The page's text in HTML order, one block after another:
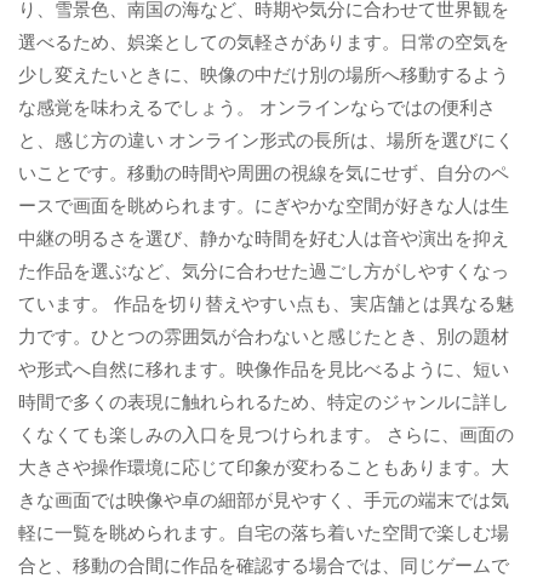
り、雪景色、南国の海など、時期や気分に合わせて世界観を
選べるため、娯楽としての気軽さがあります。日常の空気を
少し変えたいときに、映像の中だけ別の場所へ移動するよう
な感覚を味わえるでしょう。 オンラインならではの便利さ
と、感じ方の違い オンライン形式の長所は、場所を選びにく
いことです。移動の時間や周囲の視線を気にせず、自分のペ
ースで画面を眺められます。にぎやかな空間が好きな人は生
中継の明るさを選び、静かな時間を好む人は音や演出を抑え
た作品を選ぶなど、気分に合わせた過ごし方がしやすくなっ
ています。 作品を切り替えやすい点も、実店舗とは異なる魅
力です。ひとつの雰囲気が合わないと感じたとき、別の題材
や形式へ自然に移れます。映像作品を見比べるように、短い
時間で多くの表現に触れられるため、特定のジャンルに詳し
くなくても楽しみの入口を見つけられます。 さらに、画面の
大きさや操作環境に応じて印象が変わることもあります。大
きな画面では映像や卓の細部が見やすく、手元の端末では気
軽に一覧を眺められます。自宅の落ち着いた空間で楽しむ場
合と、移動の合間に作品を確認する場合では、同じゲームで